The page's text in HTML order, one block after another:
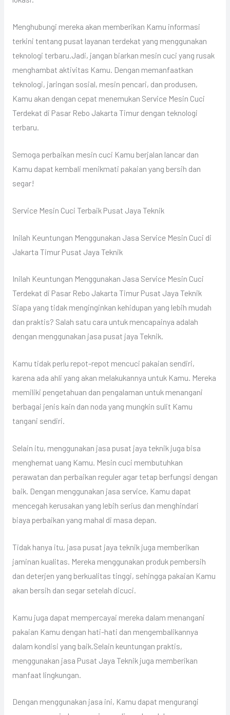
Menghubungi mereka akan memberikan Kamu informasi
terkini tentang pusat layanan terdekat yang menggunakan
teknologi terbaru.Jadi, jangan biarkan mesin cuci yang rusak
menghambat aktivitas Kamu. Dengan memanfaatkan
teknologi, jaringan sosial, mesin pencari, dan produsen,
Kamu akan dengan cepat menemukan Service Mesin Cuci
Terdekat di Pasar Rebo Jakarta Timur dengan teknologi
terbaru.
Semoga perbaikan mesin cuci Kamu berjalan lancar dan
Kamu dapat kembali menikmati pakaian yang bersih dan
segar!
Service Mesin Cuci Terbaik Pusat Jaya Teknik
Inilah Keuntungan Menggunakan Jasa Service Mesin Cuci di
Jakarta Timur Pusat Jaya Teknik
Inilah Keuntungan Menggunakan Jasa Service Mesin Cuci
Terdekat di Pasar Rebo Jakarta Timur Pusat Jaya Teknik
Siapa yang tidak menginginkan kehidupan yang lebih mudah
dan praktis? Salah satu cara untuk mencapainya adalah
dengan menggunakan jasa pusat jaya Teknik.
Kamu tidak perlu repot-repot mencuci pakaian sendiri,
karena ada ahli yang akan melakukannya untuk Kamu. Mereka
memiliki pengetahuan dan pengalaman untuk menangani
berbagai jenis kain dan noda yang mungkin sulit Kamu
tangani sendiri.
Selain itu, menggunakan jasa pusat jaya teknik juga bisa
menghemat uang Kamu. Mesin cuci membutuhkan
perawatan dan perbaikan reguler agar tetap berfungsi dengan
baik. Dengan menggunakan jasa service, Kamu dapat
mencegah kerusakan yang lebih serius dan menghindari
biaya perbaikan yang mahal di masa depan.
Tidak hanya itu, jasa pusat jaya teknik juga memberikan
jaminan kualitas. Mereka menggunakan produk pembersih
dan deterjen yang berkualitas tinggi, sehingga pakaian Kamu
akan bersih dan segar setelah dicuci.
Kamu juga dapat mempercayai mereka dalam menangani
pakaian Kamu dengan hati-hati dan mengembalikannya
dalam kondisi yang baik.Selain keuntungan praktis,
menggunakan jasa Pusat Jaya Teknik juga memberikan
manfaat lingkungan.
Dengan menggunakan jasa ini, Kamu dapat mengurangi